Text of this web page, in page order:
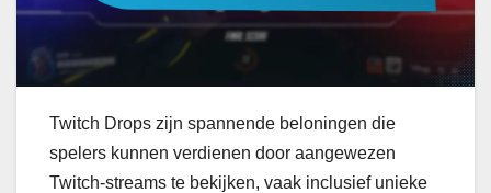
Twitch Drops zijn spannende beloningen die
spelers kunnen verdienen door aangewezen
Twitch-streams te bekijken, vaak inclusief unieke